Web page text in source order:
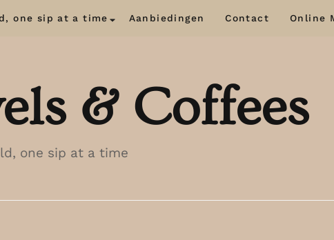
one sip at a time Aanbiedingen Contact Online
& Coffees
one sip at a time